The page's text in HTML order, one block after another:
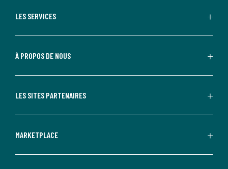
LES SERVICES
À PROPOS DE NOUS
LES SITES PARTENAIRES
MARKETPLACE